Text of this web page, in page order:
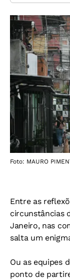
Foto: MAURO
Entre as
circunstâncias
Janeiro, nas
salta um
Ou as equipes
ponto de